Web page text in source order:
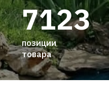
7123
позиции
товара